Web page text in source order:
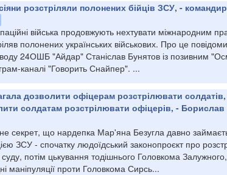
розстріляли полонених бійців ЗСУ, - командир
війська продовжують нехтувати міжнародним
полонених українських військових. Про це
24ОШБ "Айдар" Станіслав Бунятов із позивним
каналі "Говорить Снайпер". ...
дозволити офіцерам розстрілювати
солдатам розстрілювати офіцерів, - Борислав
секрет, що нардепка Мар'яна Безугла давно
ЗСУ - спочатку людоїдський законопроєкт про
суду, потім цькування тодішнього Головкома Залужного,
маніпуляції проти Головкома Сирсь...